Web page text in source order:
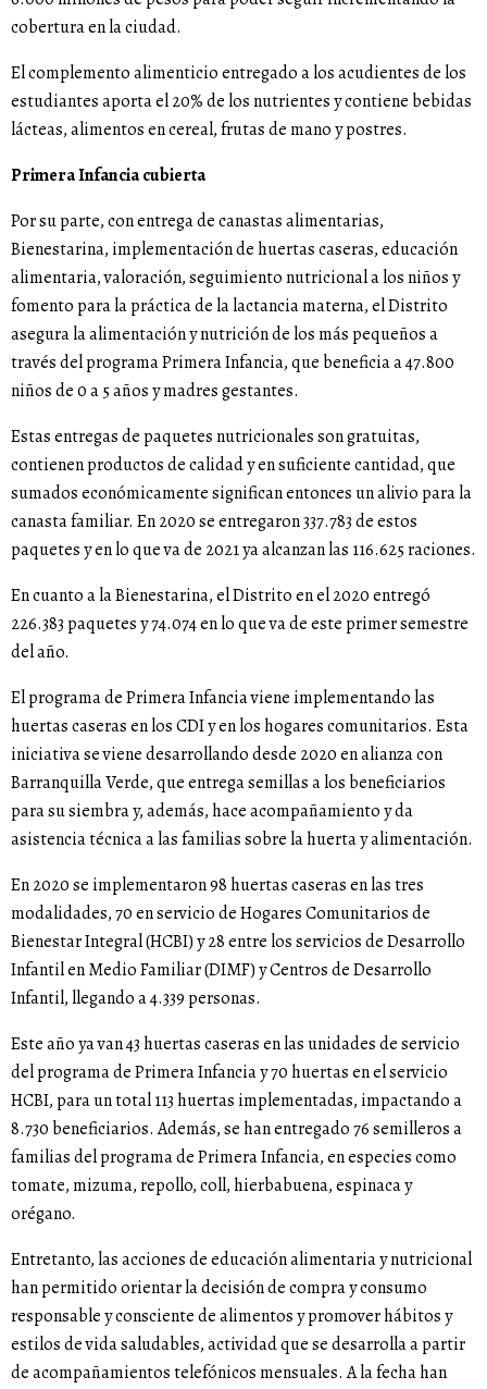
cobertura en la ciudad.
El complemento alimenticio entregado a los acudientes de los
estudiantes aporta el 20% de los nutrientes y contiene bebidas
lácteas, alimentos en cereal, frutas de mano y postres.
Primera Infancia cubierta
Por su parte, con entrega de canastas alimentarias,
Bienestarina, implementación de huertas caseras, educación
alimentaria, valoración, seguimiento nutricional a los niños y
fomento para la práctica de la lactancia materna, el Distrito
asegura la alimentación y nutrición de los más pequeños a
través del programa Primera Infancia, que beneficia a 47.800
niños de 0 a 5 años y madres gestantes.
Estas entregas de paquetes nutricionales son gratuitas,
contienen productos de calidad y en suficiente cantidad, que
sumados económicamente significan entonces un alivio para la
canasta familiar. En 2020 se entregaron 337.783 de estos
paquetes y en lo que va de 2021 ya alcanzan las 116.625 raciones.
En cuanto a la Bienestarina, el Distrito en el 2020 entregó
226.383 paquetes y 74.074 en lo que va de este primer semestre
del año.
El programa de Primera Infancia viene implementando las
huertas caseras en los CDI y en los hogares comunitarios. Esta
iniciativa se viene desarrollando desde 2020 en alianza con
Barranquilla Verde, que entrega semillas a los beneficiarios
para su siembra y, además, hace acompañamiento y da
asistencia técnica a las familias sobre la huerta y alimentación.
En 2020 se implementaron 98 huertas caseras en las tres
modalidades, 70 en servicio de Hogares Comunitarios de
Bienestar Integral (HCBI) y 28 entre los servicios de Desarrollo
Infantil en Medio Familiar (DIMF) y Centros de Desarrollo
Infantil, llegando a 4.339 personas.
Este año ya van 43 huertas caseras en las unidades de servicio
del programa de Primera Infancia y 70 huertas en el servicio
HCBI, para un total 113 huertas implementadas, impactando a
8.730 beneficiarios. Además, se han entregado 76 semilleros a
familias del programa de Primera Infancia, en especies como
tomate, mizuma, repollo, coll, hierbabuena, espinaca y
orégano.
Entretanto, las acciones de educación alimentaria y nutricional
han permitido orientar la decisión de compra y consumo
responsable y consciente de alimentos y promover hábitos y
estilos de vida saludables, actividad que se desarrolla a partir
de acompañamientos telefónicos mensuales. A la fecha han